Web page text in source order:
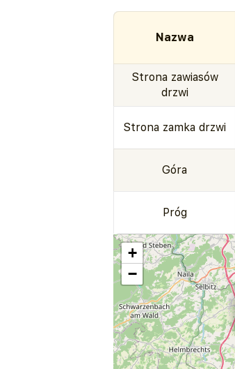
Nazwa
Strona zawiasów
drzwi
Strona zamka drzwi
Góra
Próg
+
−